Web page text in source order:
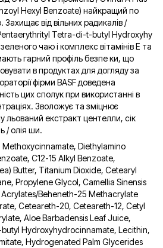
Hexyl Benzoate) найкращий по
Захищає від вільних радикалів /
Tetra-di-t-butyl Hydroxyhy
чаю і комплекс вітамінів Е та
гарний профіль безпе ки, що
в продуктах для догляду за
фірми BASF доведена
цих сполук при використанні в
Зволожує та зміцнює
льований екстракт центелли, сік
/ олія ши.
Diethylamino
C12-15 Alkyl Benzoate,
Butter, Titanium Dioxide, Cetearyl
Propylene Glycol, Camellia Sinensis
Beheneth-25 Methacrylate
Ceteareth-20, Ceteareth-12, Cetyl
Aloe Barbadensis Leaf Juice,
Hydroxyhydrocinnamate, Lecithin,
Hydrogenated Palm Glycerides